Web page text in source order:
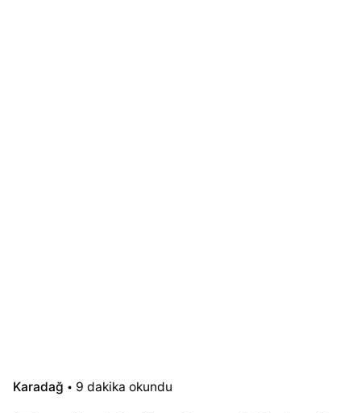
Karadağ 9 dakika okundu